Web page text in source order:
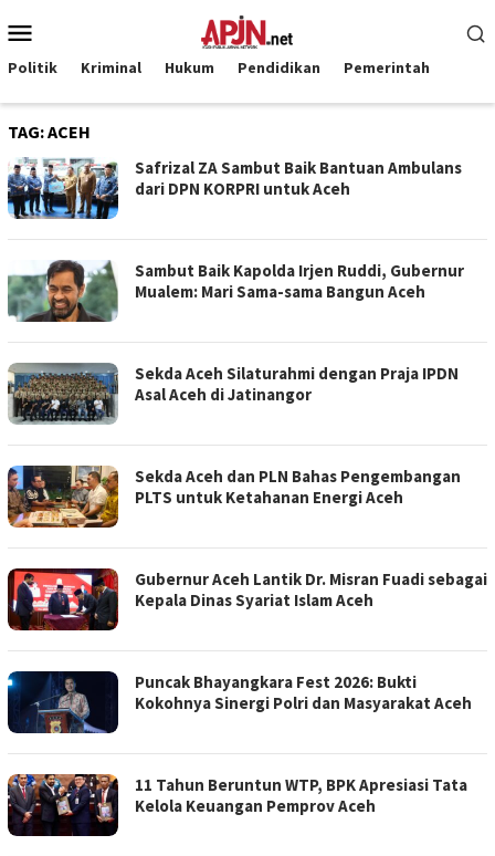
ke
kontenMobile
Politik Kriminal Hukum Pendidikan Pemerintah
TAG:ACEH
Safrizal ZA Sambut Baik Bantuan Ambulans
dari DPN KORPRI untuk Aceh
Sambut Baik Kapolda Irjen Ruddi, Gubernur
Mualem: Mari Sama-sama Bangun Aceh
Sekda Aceh Silaturahmi dengan Praja IPDN
Asal Aceh di Jatinangor
Sekda Aceh dan PLN Bahas Pengembangan
PLTS untuk Ketahanan Energi Aceh
Gubernur Aceh Lantik Dr. Misran Fuadi sebagai
Kepala Dinas Syariat Islam Aceh
Puncak Bhayangkara Fest 2026: Bukti
Kokohnya Sinergi Polri dan Masyarakat Aceh
11 Tahun Beruntun WTP, BPK Apresiasi Tata
Kelola Keuangan Pemprov Aceh